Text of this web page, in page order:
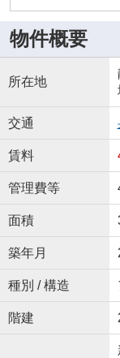
物件概要
所在地
交通
賃料
管理費等
面積
築年月
種別 / 構造
階建